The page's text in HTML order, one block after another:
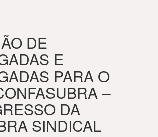
DE
E
PARA O
–
DA
SINDICAL